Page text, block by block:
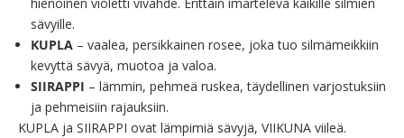
sävyille.
KUPLA – vaalea, persikkainen rosee, joka tuo silmämeikkiin
kevyttä sävyä, muotoa ja valoa.
SIIRAPPI – lämmin, pehmeä ruskea, täydellinen varjostuksiin
ja pehmeisiin rajauksiin.
KUPLA ja SIIRAPPI ovat lämpimiä sävyjä, VIIKUNA viileä.